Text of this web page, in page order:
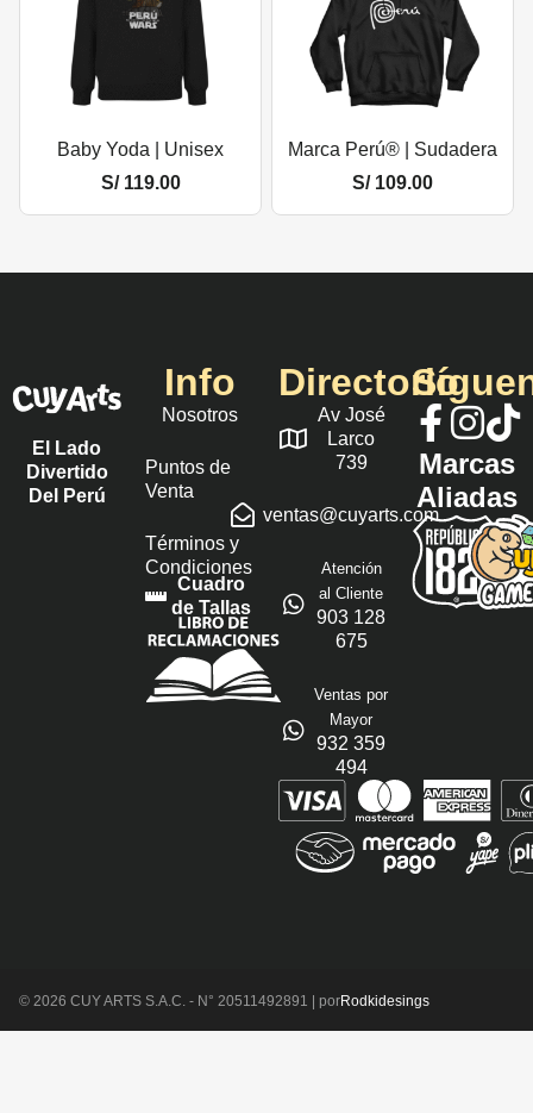
Baby Yoda | Unisex
S/119.00
Marca Perú® | Sudadera
S/109.00
El Lado
Divertido
Del Perú
Info
Nosotros
Puntos de
Venta
Términos y
Condiciones
Cuadro
de Tallas
Directorio
Av José
Larco
739
ventas@cuyarts.com
Atención
al Cliente
903 128
675
Ventas por
Mayor
932 359
494
Marcas
Aliadas
© 2026 CUY ARTS S.A.C. - N° 20511492891 | porRodkidesings